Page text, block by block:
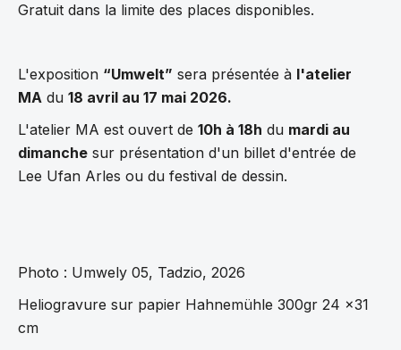
Gratuit dans la limite des places disponibles.
L'exposition “Umwelt” sera présentée à l'atelier
MA du 18 avril au 17 mai 2026.
L'atelier MA est ouvert de 10h à 18h du mardi au
dimanche sur présentation d'un billet d'entrée de
Lee Ufan Arles ou du festival de dessin.
Photo : Umwely 05, Tadzio, 2026
Heliogravure sur papier Hahnemühle 300gr 24 x31
cm